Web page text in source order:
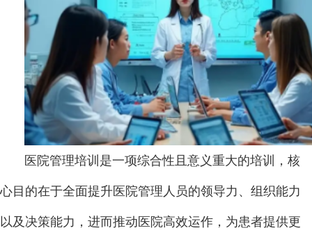
医院管理培训是一项综合性且意义重大的培训，核
心目的在于全面提升医院管理人员的领导力、组织能力
以及决策能力，进而推动医院高效运作，为患者提供更